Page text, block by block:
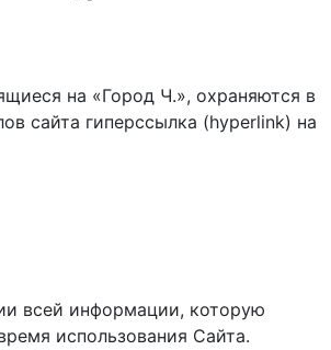
на «Город Ч.», охраняются в
сайта гиперссылка (hyperlink) на
всей информации, которую
использования Cайта.